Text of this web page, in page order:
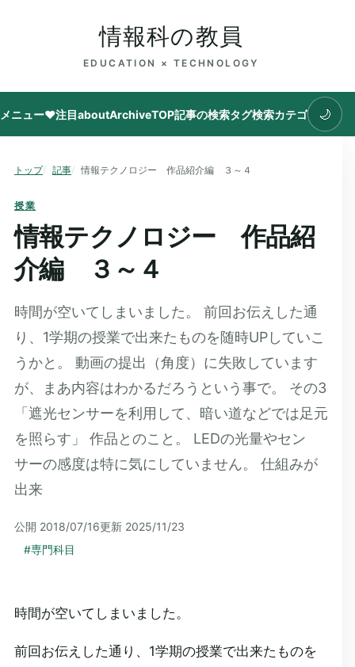
情報科の教員
EDUCATION × TECHNOLOGY
メニュー♥注目aboutArchiveTOP記事の検索タグ検索カテゴリ 🌙
トップ 記事 情報テクノロジー 作品紹介編 ３～４
授業
情報テクノロジー 作品紹
介編 ３～４
時間が空いてしまいました。 前回お伝えした通
り、1学期の授業で出来たものを随時UPしていこ
うかと。 動画の提出（角度）に失敗しています
が、まあ内容はわかるだろうという事で。 その3
「遮光センサーを利用して、暗い道などでは足元
を照らす」 作品とのこと。 LEDの光量やセン
サーの感度は特に気にしていません。 仕組みが
出来
公開 2018/07/16更新 2025/11/23
#専門科目
時間が空いてしまいました。
前回お伝えした通り、1学期の授業で出来たものを